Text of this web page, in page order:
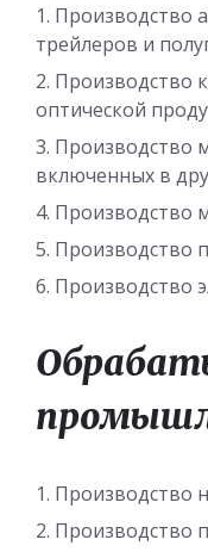
Производство
трейлеров и
Производство
оптической
Производство
включенных в
Производство
Производство
Производство
Производство
Производство